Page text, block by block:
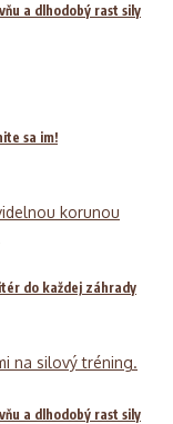
a dlhodobý rast sily
sa im!
do každej záhrady
a dlhodobý rast sily